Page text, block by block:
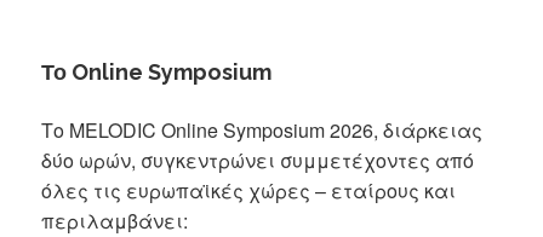
Το Online Symposium
Το MELODIC Online Symposium 2026, διάρκειας
δύο ωρών, συγκεντρώνει συμμετέχοντες από
όλες τις ευρωπαϊκές χώρες – εταίρους και
περιλαμβάνει: